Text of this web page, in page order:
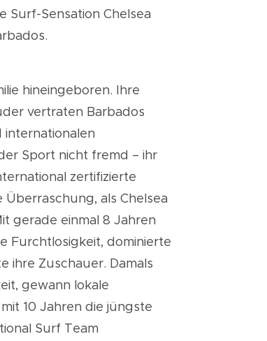
Surf-Sensation Chelsea
hineingeboren. Ihre
vertraten Barbados
internationalen
Sport nicht fremd – ihr
zertifizierte
als Chelsea
gerade einmal 8 Jahren
Furchtlosigkeit, dominierte
ihre Zuschauer. Damals
gewann lokale
10 Jahren die jüngste
Surf Team